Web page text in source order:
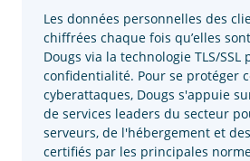
Les données personnelles des
chiffrées chaque fois qu’elles
Dougs via la technologie TLS/
confidentialité. Pour se protéger
cyberattaques, Dougs s'appuie
de services leaders du secteur
serveurs, de l'hébergement et
certifiés par les principales